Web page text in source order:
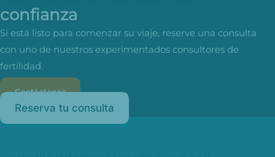
confianza
Si está listo para comenzar su viaje, reserve una consulta
con uno de nuestros experimentados consultores de
fertilidad.
Contáctenos
Reserva tu consulta